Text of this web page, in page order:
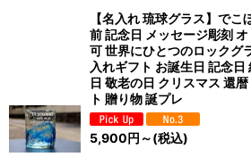
絞り込む
【名入れ 琉球グラス】で
前 記念日 メッセージ彫刻
可 世界にひとつのロックグ
入れギフト お誕生日 記念
日 敬老の日 クリスマス 還
ト 贈り物 誕プレ
5,900円 ～(税込)